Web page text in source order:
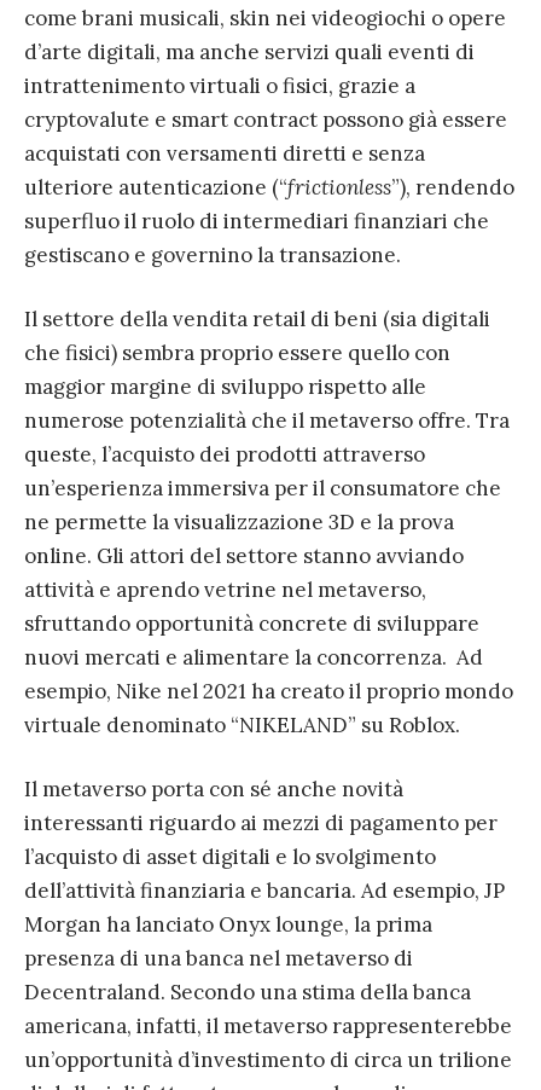
come brani musicali, skin nei videogiochi o opere
d’arte digitali, ma anche servizi quali eventi di
intrattenimento virtuali o fisici, grazie a
cryptovalute e smart contract possono già essere
acquistati con versamenti diretti e senza
ulteriore autenticazione (“frictionless”), rendendo
superfluo il ruolo di intermediari finanziari che
gestiscano e governino la transazione.
Il settore della vendita retail di beni (sia digitali
che fisici) sembra proprio essere quello con
maggior margine di sviluppo rispetto alle
numerose potenzialità che il metaverso offre. Tra
queste, l’acquisto dei prodotti attraverso
un’esperienza immersiva per il consumatore che
ne permette la visualizzazione 3D e la prova
online. Gli attori del settore stanno avviando
attività e aprendo vetrine nel metaverso,
sfruttando opportunità concrete di sviluppare
nuovi mercati e alimentare la concorrenza. Ad
esempio, Nike nel 2021 ha creato il proprio mondo
virtuale denominato “NIKELAND” su Roblox.
Il metaverso porta con sé anche novità
interessanti riguardo ai mezzi di pagamento per
l’acquisto di asset digitali e lo svolgimento
dell’attività finanziaria e bancaria. Ad esempio, JP
Morgan ha lanciato Onyx lounge, la prima
presenza di una banca nel metaverso di
Decentraland. Secondo una stima della banca
americana, infatti, il metaverso rappresenterebbe
un’opportunità d’investimento di circa un trilione